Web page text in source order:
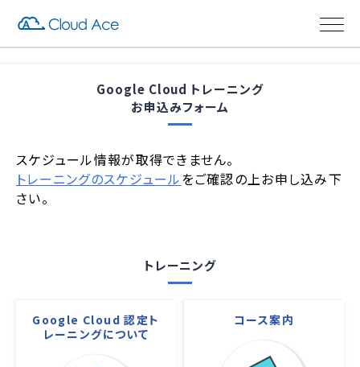
Google Cloud トレーニング
お申込みフォーム
スケジュール情報が取得できません。
トレーニングのスケジュールをご確認の上お申し込み下
さい。
トレーニング
Google Cloud 認定ト
レーニングについて
コース案内